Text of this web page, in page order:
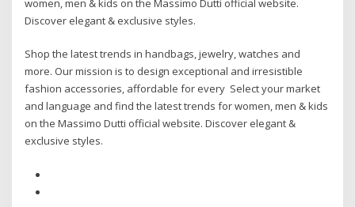
women, men & kids on the Massimo Dutti official website.
Discover elegant & exclusive styles.
Shop the latest trends in handbags, jewelry, watches and
more. Our mission is to design exceptional and irresistible
fashion accessories, affordable for every Select your market
and language and find the latest trends for women, men & kids
on the Massimo Dutti official website. Discover elegant &
exclusive styles.